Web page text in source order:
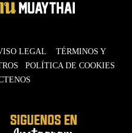
LEGAL
TÉRMINOS Y
POLÍTICA DE COOKIES